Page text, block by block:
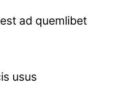
ad quemlibet
usus